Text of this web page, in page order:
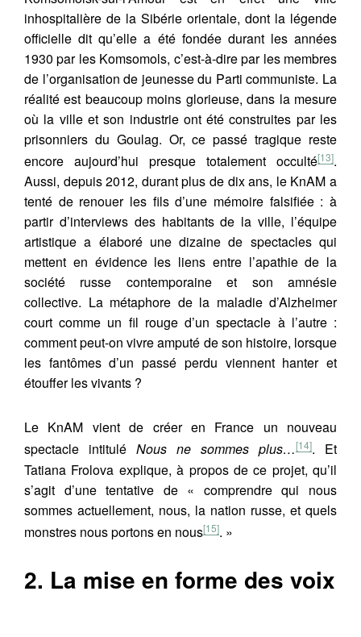
inhospitalière de la Sibérie orientale, dont la légende
officielle dit qu’elle a été fondée durant les années
1930 par les Komsomols, c’est-à-dire par les membres
de l’organisation de jeunesse du Parti communiste. La
réalité est beaucoup moins glorieuse, dans la mesure
où la ville et son industrie ont été construites par les
prisonniers du Goulag. Or, ce passé tragique reste
encore aujourd’hui presque totalement occulté[13].
Aussi, depuis 2012, durant plus de dix ans, le KnAM a
tenté de renouer les fils d’une mémoire falsifiée : à
partir d’interviews des habitants de la ville, l’équipe
artistique a élaboré une dizaine de spectacles qui
mettent en évidence les liens entre l’apathie de la
société russe contemporaine et son amnésie
collective. La métaphore de la maladie d’Alzheimer
court comme un fil rouge d’un spectacle à l’autre :
comment peut-on vivre amputé de son histoire, lorsque
les fantômes d’un passé perdu viennent hanter et
étouffer les vivants ?
Le KnAM vient de créer en France un nouveau
spectacle intitulé Nous ne sommes plus…[14]. Et
Tatiana Frolova explique, à propos de ce projet, qu’il
s’agit d’une tentative de « comprendre qui nous
sommes actuellement, nous, la nation russe, et quels
monstres nous portons en nous[15]. »
2. La mise en forme des voix
https://doi.org/10.34745/numerev_2424
Copier dans votre presse-papier
Récupération de l'adresse e-mail